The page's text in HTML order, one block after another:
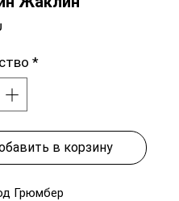
*
в корзину
Грюмбер